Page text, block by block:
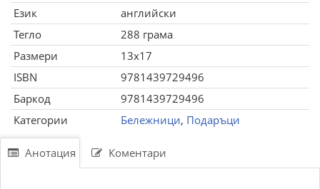
Език
английски
Тегло
288 грама
Размери
13x17
ISBN
9781439729496
Баркод
9781439729496
Категории
Бележници, Подаръци
Анотация Коментари